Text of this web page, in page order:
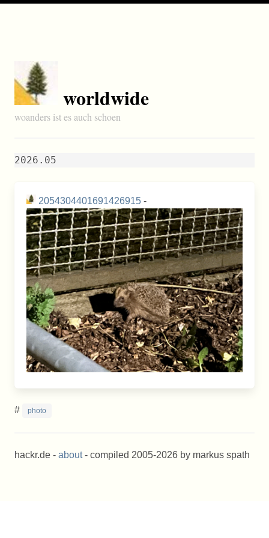
worldwide
woanders ist es auch schoen
2026.05
2054304401691426915 -
# photo
hackr.de - about- compiled 2005-2026 by markus spath